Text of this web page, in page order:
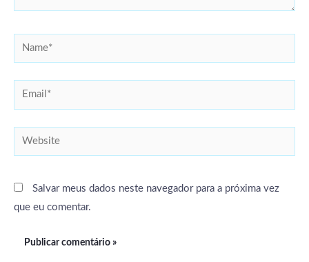
Name*
Email*
Website
Salvar meus dados neste navegador para a próxima vez
que eu comentar.